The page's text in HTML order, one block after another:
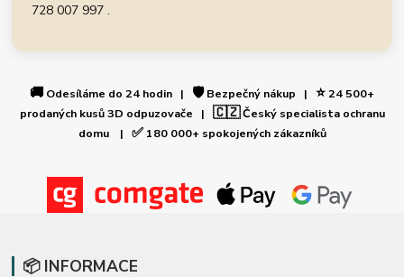
728 007 997 .
🚚 Odesíláme do 24 hodin | 🛡️Bezpečný nákup | ⭐24 500+
prodaných kusů 3D odpuzovače | 🇨🇿Český specialista ochranu
domu | ✅180 000+ spokojených zákazníků
📦 INFORMACE